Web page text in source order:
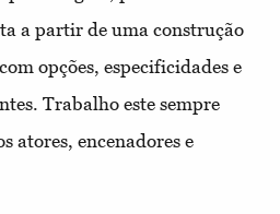
a partir de uma construção
opções, especificidades e
Trabalho este sempre
atores, encenadores e